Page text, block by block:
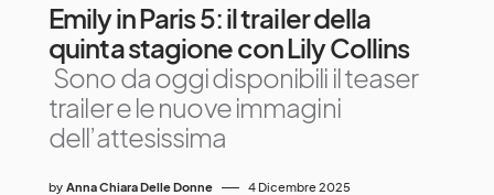
Emily in Paris 5: il trailer della
quinta stagione con Lily Collins
Sono da oggi disponibili il teaser
trailer e le nuove immagini
dell’attesissima
by Anna Chiara Delle Donne 4 Dicembre 2025